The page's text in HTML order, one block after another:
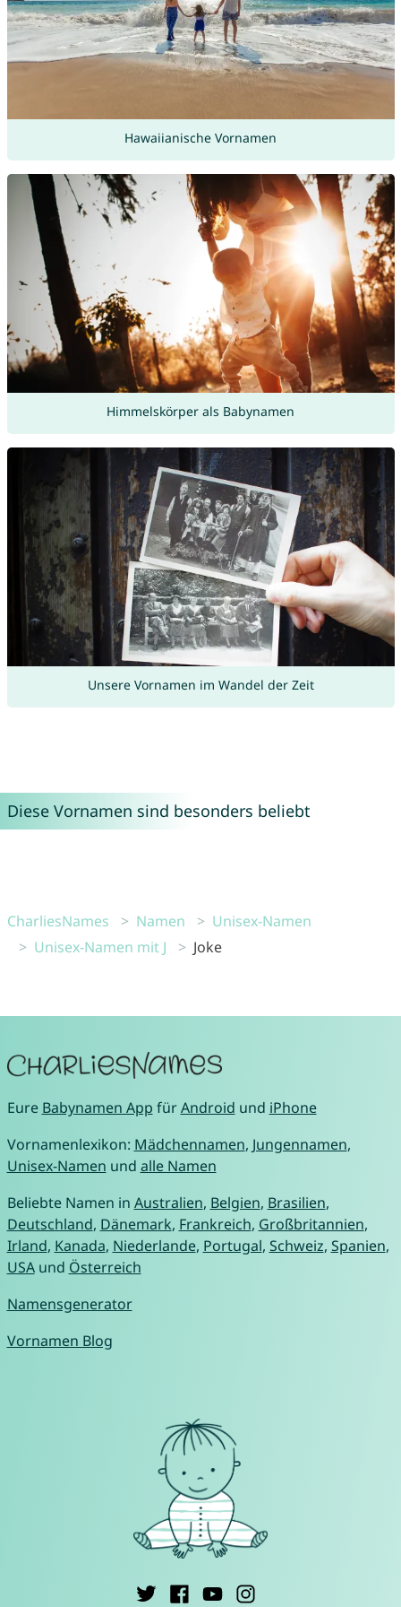
Hawaiianische Vornamen
Himmelskörper als Babynamen
Unsere Vornamen im Wandel der Zeit
Diese Vornamen sind besonders beliebt
CharliesNames Namen
Unisex-Namen
Unisex-Namen mit J
Joke
Eure Babynamen App fürAndroid und iPhone
Vornamenlexikon: Mädchennamen, Jungennamen,
Unisex-Namen und alle Namen
Beliebte Namen in Australien, Belgien, Brasilien,
Deutschland, Dänemark, Frankreich, Großbritannien,
Irland, Kanada, Niederlande, Portugal, Schweiz, Spanien,
USAund Österreich
Namensgenerator
Vornamen Blog